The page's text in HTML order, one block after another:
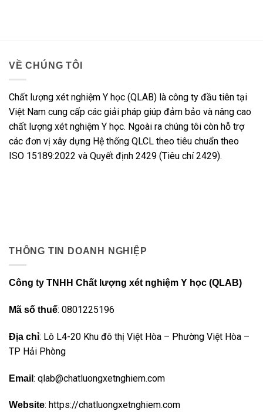
VỀ CHÚNG TÔI
Chất lượng xét nghiệm Y học (QLAB) là công ty đầu tiên tại
Việt Nam cung cấp các giải pháp giúp đảm bảo và nâng cao
chất lượng xét nghiệm Y học. Ngoài ra chúng tôi còn hỗ trợ
các đơn vị xây dựng Hệ thống QLCL theo tiêu chuẩn theo
ISO 15189:2022 và Quyết định 2429 (Tiêu chí 2429).
THÔNG TIN DOANH NGHIỆP
Công ty TNHH Chất lượng xét nghiệm Y học (QLAB)
Mã số thuế: 0801225196
Địa chỉ: Lô L4-20 Khu đô thị Việt Hòa – Phường Việt Hòa –
TP Hải Phòng
Email : qlab@chatluongxetnghiem.com
Website: https://chatluongxetnghiem.com